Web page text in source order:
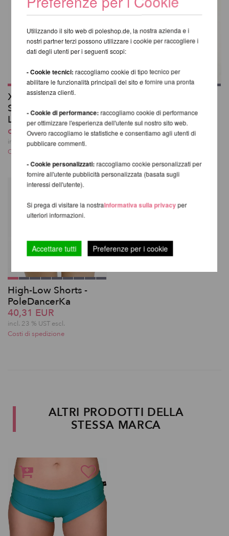
X-Pole Pro XPert
Spinning Pole con X-
Lock
da 412,41 EUR
incl. 23 % UST escl.
Costi di spedizione
Poledancerka ©
43,41 EUR
incl. 23 % UST escl.
Costi di spedizione
High-Low Shorts -
PoleDancerKa
40,31 EUR
incl. 23 % UST escl.
Costi di spedizione
ALTRI PRODOTTI DELLA
STESSA MARCA
Utilizzando il sito web di poleshop.de, la nostra azienda e i
nostri partner terzi possono utilizzare i cookie per raccogliere i
dati degli utenti per i seguenti scopi:
- Cookie tecnici: raccogliamo cookie di tipo tecnico per
abilitare le funzionalità principali del sito e fornire una pronta
assistenza clienti.
- Cookie di performance: raccogliamo cookie di performance
per ottimizzare l'esperienza dell'utente sul nostro sito web.
Ovvero raccogliamo le statistiche e consentiamo agli utenti di
pubblicare commenti.
- Cookie personalizzati: raccogliamo cookie personalizzati per
fornire all'utente pubblicità personalizzata (basata sugli
interessi dell'utente).
Si prega di visitare la nostraInformativa sulla privacyper
ulteriori informazioni.
Accettare tutti Preferenze per i cookie